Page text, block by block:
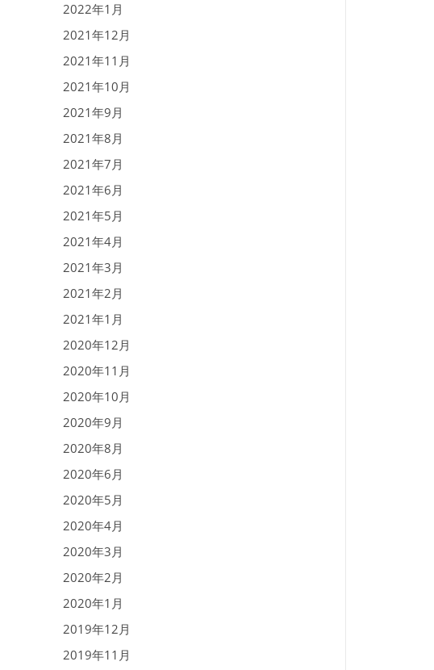
2022年1月
2021年12月
2021年11月
2021年10月
2021年9月
2021年8月
2021年7月
2021年6月
2021年5月
2021年4月
2021年3月
2021年2月
2021年1月
2020年12月
2020年11月
2020年10月
2020年9月
2020年8月
2020年6月
2020年5月
2020年4月
2020年3月
2020年2月
2020年1月
2019年12月
2019年11月